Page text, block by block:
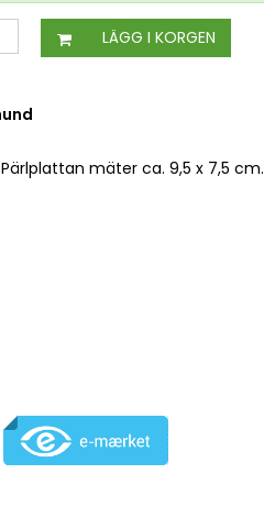
LÄGG I KORGEN
mäter ca. 9,5 x 7,5 cm.